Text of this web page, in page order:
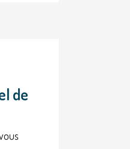
de